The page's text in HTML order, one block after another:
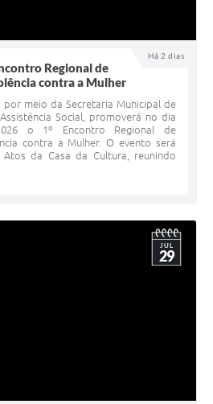
Há 2 dias
Regional de
contra a Mulher
por meio da Secretaria Municipal de
Social, promoverá no dia
o 1º Encontro Regional de
contra a Mulher. O evento será
da Casa da Cultura, reunindo
JUL
29